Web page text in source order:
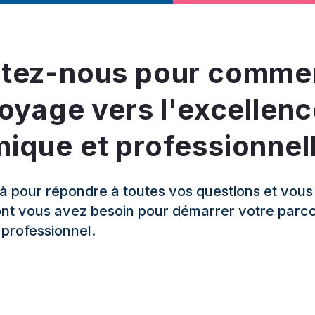
nous pour
vers
et
pour répondre à toutes vos questions et
vous avez besoin pour démarrer votre